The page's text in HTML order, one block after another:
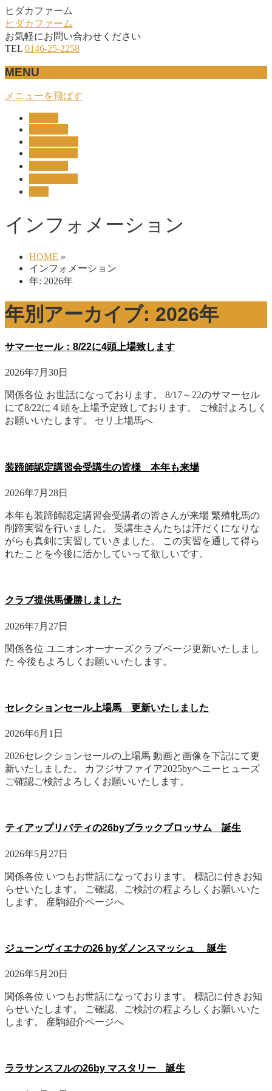
ヒダカファーム
ヒダカファーム
お気軽にお問い合わせください
TEL 0146-25-2258
MENU
メニューを飛ばす
インフォメーション
HOME »
インフォメーション
年: 2026年
年別アーカイブ: 2026年
サマーセール：8/22に4頭上場致します
2026年7月30日
関係各位 お世話になっております。 8/17～22のサマーセル
にて8/22に４頭を上場予定致しております。 ご検討よろしく
お願いいたします。 セリ上場馬へ
装蹄師認定講習会受講生の皆様 本年も来場
2026年7月28日
本年も装蹄師認定講習会受講者の皆さんが来場 繁殖牝馬の
削蹄実習を行いました。 受講生さんたちは汗だくになりな
がらも真剣に実習していきました。 この実習を通して得ら
れたことを今後に活かしていって欲しいです。
クラブ提供馬優勝しました
2026年7月27日
関係各位 ユニオンオーナーズクラブページ更新いたしまし
た 今後もよろしくお願いいたします。
セレクションセール上場馬 更新いたしました
2026年6月1日
2026セレクションセールの上場馬 動画と画像を下記にて更
新いたしました。 カフジサファイア2025byヘニーヒューズ
ご確認ご検討よろしくお願いいたします。
ティアップリバティの26byブラックブロッサム 誕生
2026年5月27日
関係各位 いつもお世話になっております。 標記に付きお知
らせいたします。 ご確認、ご検討の程よろしくお願いいた
します。 産駒紹介ページへ
ジューンヴィエナの26 byダノンスマッシュ 誕生
2026年5月20日
関係各位 いつもお世話になっております。 標記に付きお知
らせいたします。 ご確認、ご検討の程よろしくお願いいた
します。 産駒紹介ページへ
ララサンスフルの26by マスタリー 誕生